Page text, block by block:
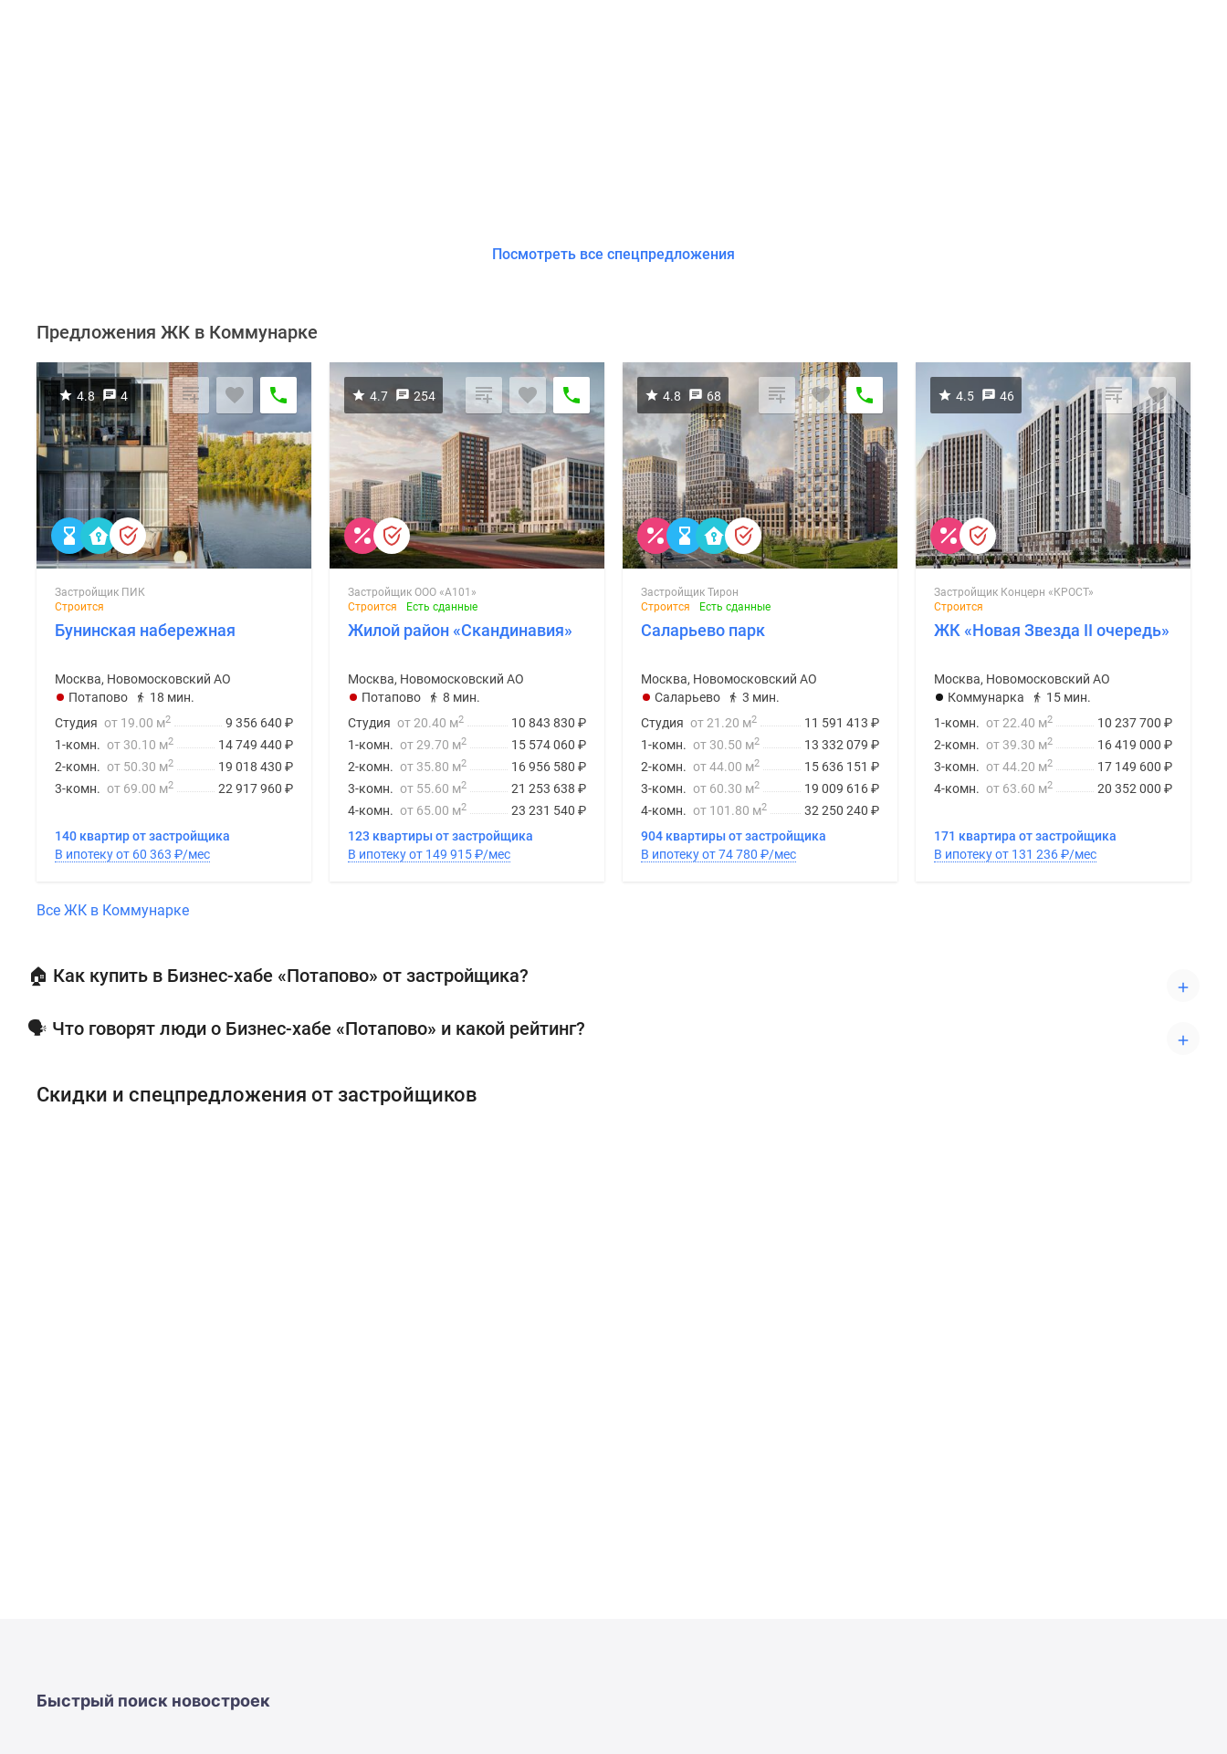
Посмотреть все спецпредложения
Предложения ЖК в Коммунарке
4.8 4
Застройщик ПИК
Строится
Бунинская набережная
Москва, Новомосковский АО
Потапово
18 мин.
9 356 640 ₽
Студия от 19.00 м2
14 749 440 ₽
1-комн. от 30.10 м2
19 018 430 ₽
2-комн. от 50.30 м2
22 917 960 ₽
3-комн. от 69.00 м2
140 квартир от застройщика
В ипотеку от 60 363 ₽/мес
4.7 254
Застройщик ООО «А101»
Строится
Есть сданные
Жилой район «Скандинавия»
Москва, Новомосковский АО
Потапово
8 мин.
10 843 830 ₽
Студия от 20.40 м2
15 574 060 ₽
1-комн. от 29.70 м2
16 956 580 ₽
2-комн. от 35.80 м2
21 253 638 ₽
3-комн. от 55.60 м2
23 231 540 ₽
4-комн. от 65.00 м2
123 квартиры от застройщика
В ипотеку от 149 915₽/мес
4.8 68
Застройщик Тирон
Строится
Есть сданные
Саларьево парк
Москва, Новомосковский АО
Саларьево
3 мин.
11 591 413 ₽
Студия от 21.20 м2
13 332 079 ₽
1-комн. от 30.50 м2
15 636 151 ₽
2-комн. от 44.00 м2
19 009 616₽
3-комн. от 60.30 м2
32 250 240 ₽
4-комн. от 101.80 м2
904 квартиры от застройщика
В ипотеку от 74 780 ₽/мес
4.5 46
Застройщик Концерн «КРОСТ»
Строится
ЖК «Новая Звезда II очередь»
Москва, Новомосковский АО
Коммунарка
15 мин.
10 237 700 ₽
1-комн. от 22.40 м2
16 419 000 ₽
2-комн. от 39.30 м2
17 149 600 ₽
3-комн. от 44.20 м2
20 352 000 ₽
4-комн. от 63.60 м2
171 квартира от застройщика
В ипотеку от 131 236₽/мес
Все ЖК в Коммунарке
🏠 Как купить в Бизнес-хабе «Потапово» от застройщика?
🗣 Что говорят люди о Бизнес-хабе «Потапово» и какой рейтинг?
Скидки и спецпредложения от застройщиков
Быстрый поиск новостроек